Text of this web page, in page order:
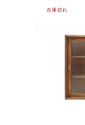
在庫切れ